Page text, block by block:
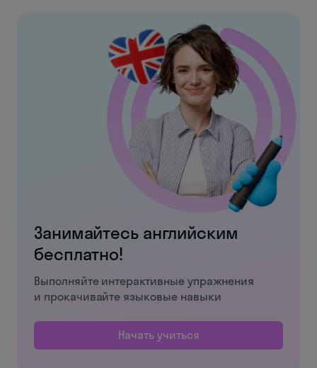
Занимайтесь английским
бесплатно!
Выполняйте интерактивные упражнения
и прокачивайте языковые навыки
Начать учиться